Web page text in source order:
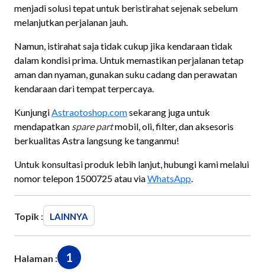
menjadi solusi tepat untuk beristirahat sejenak sebelum
melanjutkan perjalanan jauh.
Namun, istirahat saja tidak cukup jika kendaraan tidak
dalam kondisi prima. Untuk memastikan perjalanan tetap
aman dan nyaman, gunakan suku cadang dan perawatan
kendaraan dari tempat terpercaya.
Kunjungi Astraotoshop.comsekarang juga untuk
mendapatkan spare partmobil, oli, filter, dan aksesoris
berkualitas Astra langsung ke tanganmu!
Untuk konsultasi produk lebih lanjut, hubungi kami melalui
nomor telepon 1500725 atau viaWhatsApp
Topik : LAINNYA
Halaman : 1